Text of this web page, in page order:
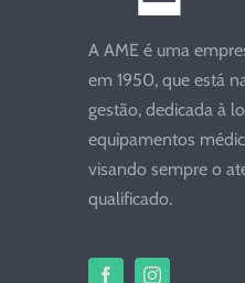
A AME é uma
em 1950, que está
gestão, dedicada à
equipamentos
visando sempre o
qualificado.